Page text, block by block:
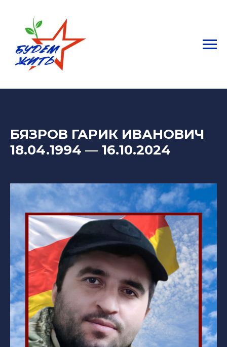
БЯЗРОВ ГАРИК ИВАНОВИЧ
18.04.1994 — 16.10.2024